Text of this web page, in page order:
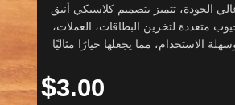
الجودة، تتميز بتصميم كلاسيكي أنيق
متعددة لتخزين البطاقات، العملات،
الاستخدام، مما يجعلها خيارًا مثاليًا
$3.00